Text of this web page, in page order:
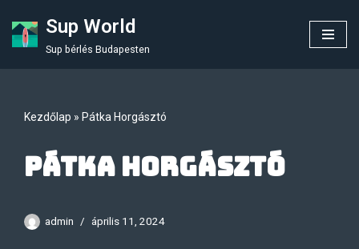
Skip
Sup World
Sup bérlés Budapesten
Kezdőlap » Pátka Horgásztó
Pátka Horgásztó
admin április 11, 2024